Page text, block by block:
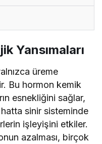
Yansımaları
üreme
Bu hormon kemik
esnekliğini sağlar,
sinir sisteminde
işleyişini etkiler.
azalması, birçok